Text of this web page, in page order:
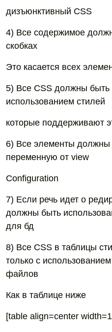
дизъюнктивный CSS
4) Все содержимое
скобках
Это касается всех
5) Все CSS должны быть
использованием стилей
которые поддерживают
6) Все элементы должны
переменную от view
Configuration
7) Если речь идет о
должны быть
для бд
8) Все СSS в таблицы
только с
файлов
Как в таблице ниже
[table align=center